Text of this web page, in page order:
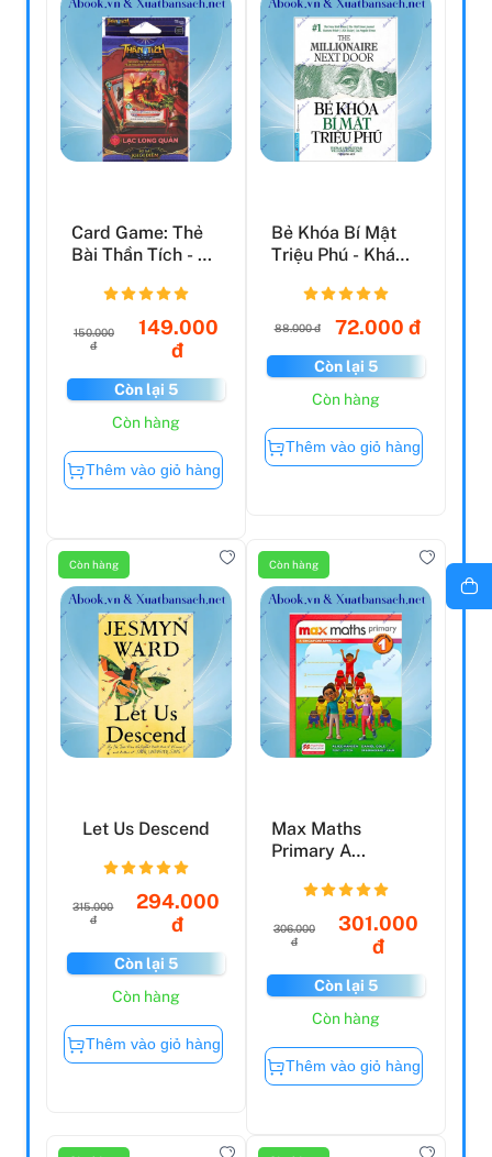
Card Game: Thẻ
Bài Thần Tích - Bộ
150.000
đ
149.000
đ
Còn lại 5
Còn hàng
Thêm vào giỏ hàng
Bẻ Khóa Bí Mật
Triệu Phú - Khám
Già...
88.000 đ 72.000 đ
Còn lại 5
Còn hàng
Thêm vào giỏ hàng
Còn hàng
Let Us Descend
315.000
đ
294.000
đ
Còn lại 5
Còn hàng
Thêm vào giỏ hàng
Còn hàng
Max Maths
Primary A
Approach Grade 1
306.000
đ
301.000
đ
Còn lại 5
Còn hàng
Thêm vào giỏ hàng